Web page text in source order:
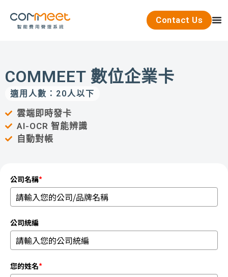
Contact Us
COMMEET 數位企業卡
適用人數：20人以下
雲端即時發卡
AI-OCR 智能辨識
自動對帳
公司名稱*
公司統編
您的姓名*